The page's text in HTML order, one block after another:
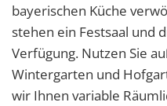
bayerischen Küche
stehen ein Festsaal und
Verfügung. Nutzen Sie
Wintergarten und
wir Ihnen variable